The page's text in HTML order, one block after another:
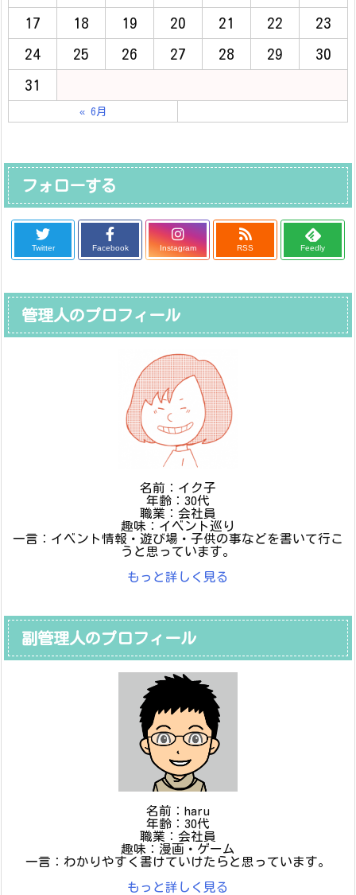
17 18 19 20 21 22 23
24 25 26 27 28 29 30
31
« 6月
フォローする
Twitter Facebook Instagram RSS Feedly
管理人のプロフィール
名前：イク子
年齢：30代
職業：会社員
趣味：イベント巡り
一言：イベント情報・遊び場・子供の事などを書いて行こ
うと思っています。
もっと詳しく見る
副管理人のプロフィール
名前：haru
年齢：30代
職業：会社員
趣味：漫画・ゲーム
一言：わかりやすく書けていけたらと思っています。
もっと詳しく見る